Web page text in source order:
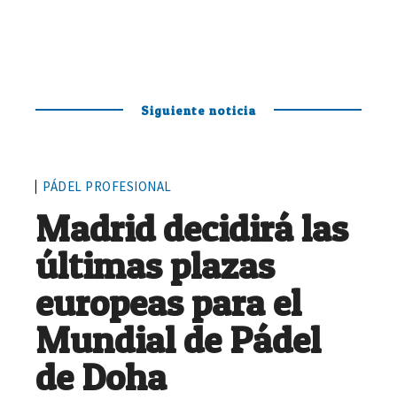
Siguiente noticia
PÁDEL PROFESIONAL
Madrid decidirá las
últimas plazas
europeas para el
Mundial de Pádel
de Doha